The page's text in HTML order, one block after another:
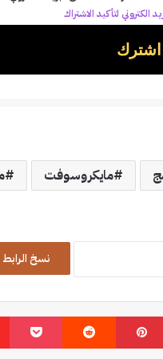
الكتروني لتأكيد الاشتراك
مايكروسوفت
نسخ الرابط
بينتيريست ‏Reddit
‫Pocket